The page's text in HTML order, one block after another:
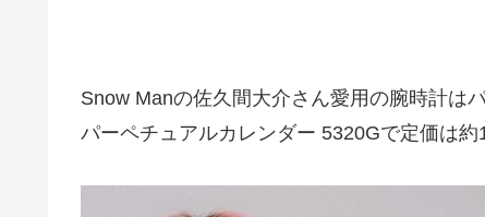
Snow Manの佐久間大介さん愛用の腕時計は
パーペチュアルカレンダー 5320Gで定価は約